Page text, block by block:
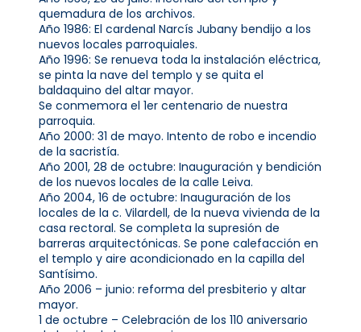
quemadura de los archivos.
Año 1986: El cardenal Narcís Jubany bendijo a los
nuevos locales parroquiales.
Año 1996: Se renueva toda la instalación eléctrica,
se pinta la nave del templo y se quita el
baldaquino del altar mayor.
Se conmemora el 1er centenario de nuestra
parroquia.
Año 2000: 31 de mayo. Intento de robo e incendio
de la sacristía.
Año 2001, 28 de octubre: Inauguración y bendición
de los nuevos locales de la calle Leiva.
Año 2004, 16 de octubre: Inauguración de los
locales de la c. Vilardell, de la nueva vivienda de la
casa rectoral. Se completa la supresión de
barreras arquitectónicas. Se pone calefacción en
el templo y aire acondicionado en la capilla del
Santísimo.
Año 2006 – junio: reforma del presbiterio y altar
mayor.
1 de octubre – Celebración de los 110 aniversario